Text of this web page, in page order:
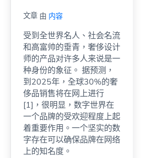
文章 由 内容
受到全世界名人、社会名流
和高富帅的垂青，奢侈设计
师的产品对许多人来说是一
种身份的象征。 据预测，
到2025年，全球30%的奢
侈品销售将在网上进行
[1]，很明显，数字世界在
一个品牌的受欢迎程度上起
着重要作用。一个坚实的数
字存在可以确保品牌在网络
上的知名度。